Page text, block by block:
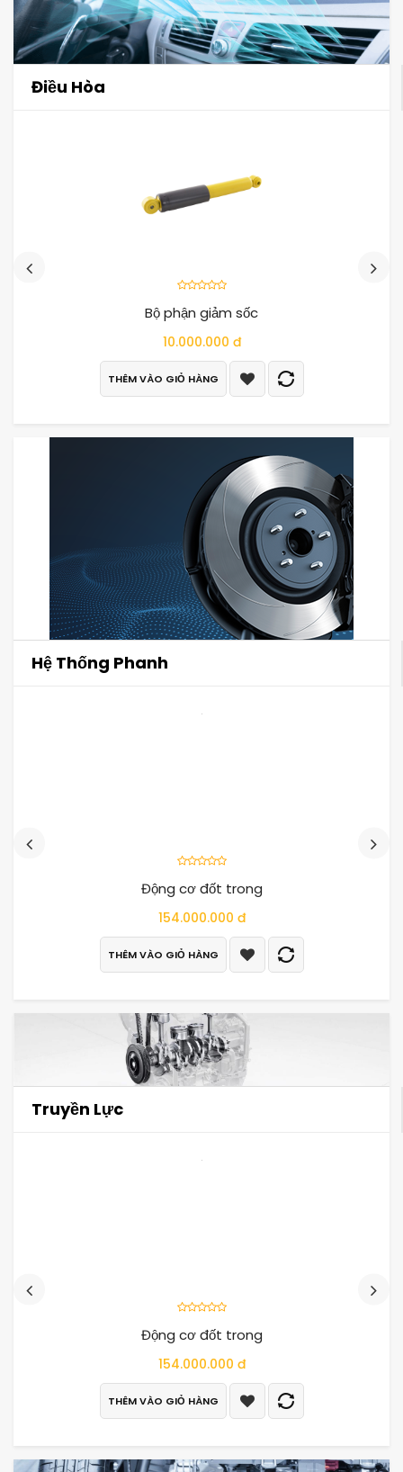
Điều Hòa
Bộ phận giảm sốc
10.000.000 đ
THÊM VÀO GIỎ HÀNG
Hệ Thống Phanh
Động cơ đốt trong
154.000.000 đ
THÊM VÀO GIỎ HÀNG
Truyền Lực
Động cơ đốt trong
154.000.000 đ
THÊM VÀO GIỎ HÀNG